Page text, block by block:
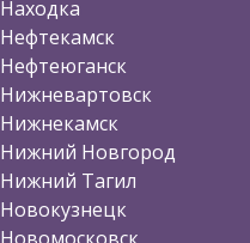
Находка
Нефтекамск
Нефтеюганск
Нижневартовск
Нижнекамск
Нижний Новгород
Нижний Тагил
Новокузнецк
Новомосковск